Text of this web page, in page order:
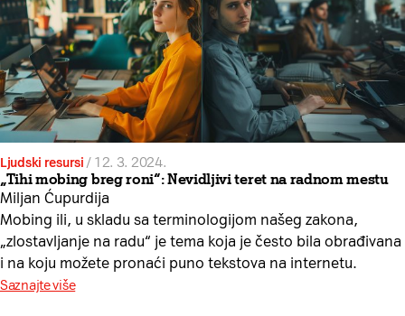
Ljudski resursi / 12. 3. 2024.
„Tihi mobing breg roni“: Nevidljivi teret na radnom mestu
Miljan Ćupurdija
Mobing ili, u skladu sa terminologijom našeg zakona,
„zlostavljanje na radu“ je tema koja je često bila obrađivana
i na koju možete pronaći puno tekstova na internetu.
Saznajte više